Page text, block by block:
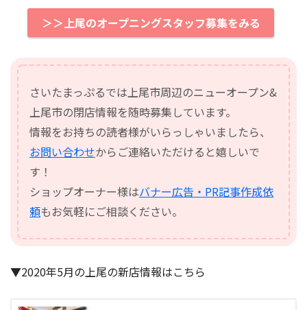
＞＞上尾のオープニングスタッフ募集をみる
さいたまっぷるでは上尾市周辺のニューオープン&
上尾市の閉店情報を随時募集しています。
情報をお持ちの読者様がいらっしゃいましたら、
お問い合わせからご連絡いただけると嬉しいで
す！
ショップオーナー様はバナー広告・PR記事作成依
頼もお気軽にご相談ください。
▼2020年5月の上尾の新店情報はこちら